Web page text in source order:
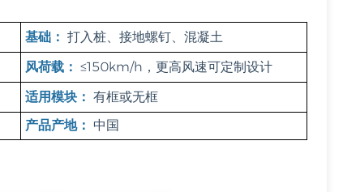
基础： 打入桩、接地螺钉、混凝土
风荷载： ≤150km/h，更高风速可定制设计
适用模块： 有框或无框
产品产地： 中国